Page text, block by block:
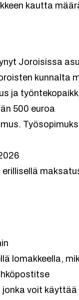
kautta
Joroisissa
kunnalta
ja
500 euroa
lomakkeella,
jonka voit käyttää